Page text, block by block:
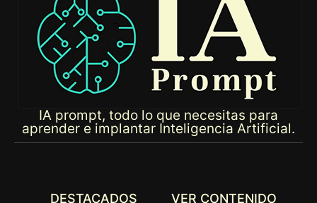
IA prompt, todo lo que necesitas para
aprender e implantar Inteligencia Artificial.
DESTACADOS VER CONTENIDO